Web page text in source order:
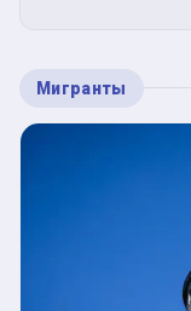
Мигранты